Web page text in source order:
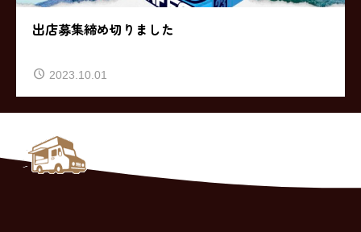
出店募集締め切りました
2023.10.01